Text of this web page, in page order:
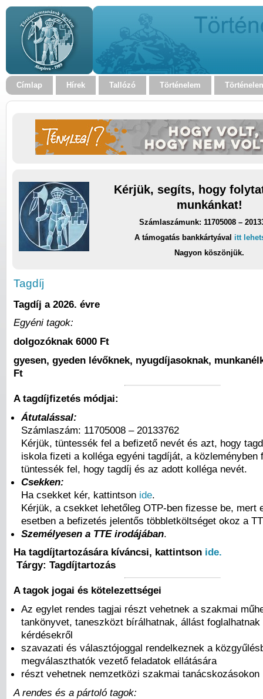
Címlap Hírek Tallózó Történelem
Kérjük, segíts, hogy
munkánkat!
Számlaszámunk: 11705008 –
A támogatás bankkártyával itt
Nagyon köszönjük.
Tagdíj
Tagdíj a 2026. évre
Egyéni tagok:
dolgozóknak 6000 Ft
gyesen, gyeden lévőknek, nyugdíjasoknak,
Ft
A tagdíjfizetés módjai:
Átutalással:
Számlaszám: 11705008 – 20133762
Kérjük, tüntessék fel a befizető nevét és azt, hogy
iskola fizeti a kolléga egyéni tagdíját, a közleményben
tüntessék fel, hogy tagdíj és az adott kolléga nevét.
Csekken:
Ha csekket kér, kattintson ide.
Kérjük, a csekket lehetőleg OTP-ben fizesse be, mert
esetben a befizetés jelentős többletköltséget okoz a
Személyesen a TTE irodájában.
Ha tagdíjtartozására kíváncsi, kattintson ide.
Tárgy: Tagdíjtartozás
A tagok jogai és kötelezettségei
Az egylet rendes tagjai részt vehetnek a szakmai
tankönyvet, taneszközt bírálhatnak, állást
kérdésekről
szavazati és választójoggal rendelkeznek a
megválaszthatók vezető feladatok ellátására
részt vehetnek nemzetközi szakmai tanácskozásokon
A rendes és a pártoló tagok: